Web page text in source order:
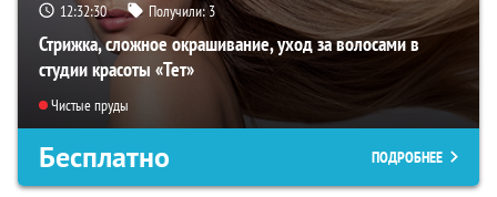
12:32:29 Получили:3
Стрижка, сложное окрашивание, уход за волосами в
студии красоты «Тет»
Чистые пруды
Бесплатно ПОДРОБНЕЕ